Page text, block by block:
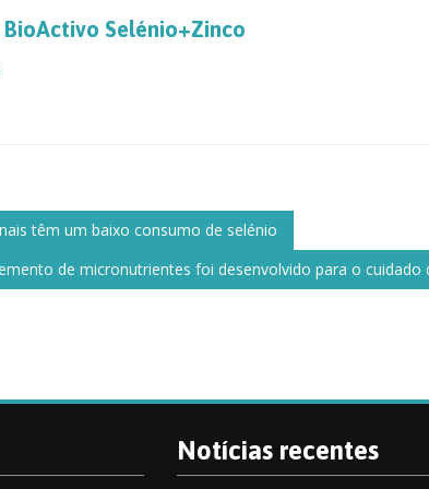
Selénio+Zinco
têm um baixo consumo de selénio
de micronutrientes foi desenvolvido para o cuidado
Notícias recentes